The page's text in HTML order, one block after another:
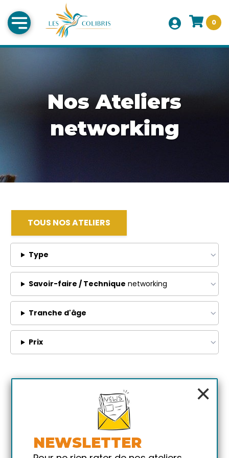
0
Nos Ateliers
networking
TOUS NOS ATELIERS
Type
Savoir-faire / Technique networking
Tranche d'âge
Prix
×
NEWSLETTER